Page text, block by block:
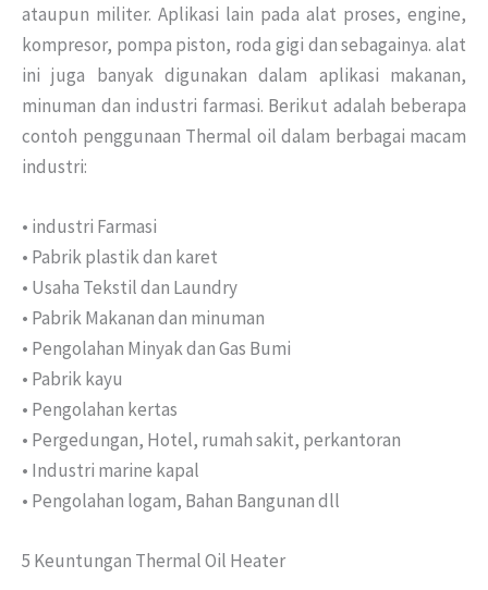
ataupun militer. Aplikasi lain pada alat proses, engine,
kompresor, pompa piston, roda gigi dan sebagainya. alat
ini juga banyak digunakan dalam aplikasi makanan,
minuman dan industri farmasi. Berikut adalah beberapa
contoh penggunaan Thermal oil dalam berbagai macam
industri:
• industri Farmasi
• Pabrik plastik dan karet
• Usaha Tekstil dan Laundry
• Pabrik Makanan dan minuman
• Pengolahan Minyak dan Gas Bumi
• Pabrik kayu
• Pengolahan kertas
• Pergedungan, Hotel, rumah sakit, perkantoran
• Industri marine kapal
• Pengolahan logam, Bahan Bangunan dll
5 Keuntungan Thermal Oil Heater